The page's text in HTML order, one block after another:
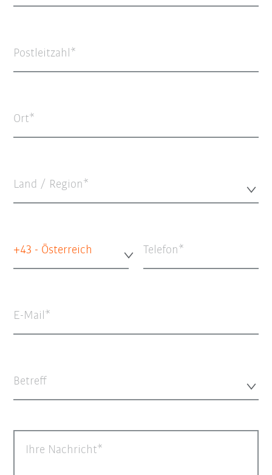
Postleitzahl
Ort
Land / Region*
+43 - Österreich Telefon
E-Mail
Betreff
Ihre Nachricht